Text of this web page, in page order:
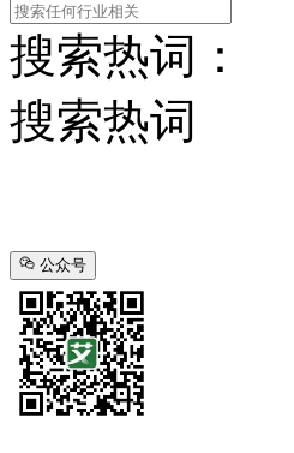
搜索热词：
搜索热词
公众号